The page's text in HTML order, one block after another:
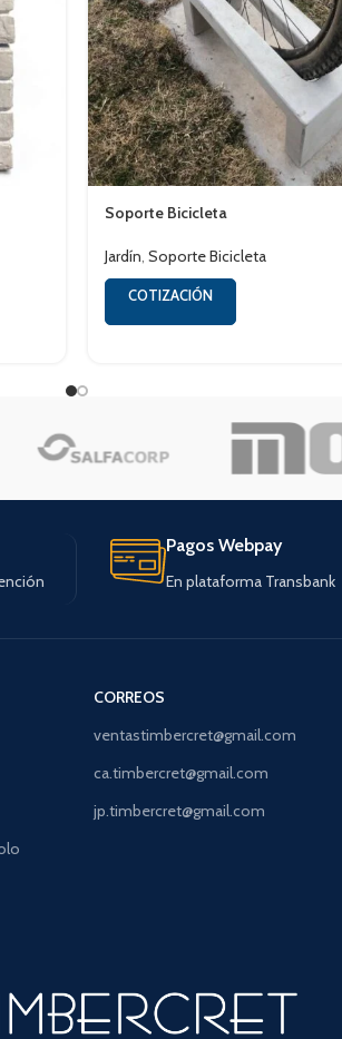
Soporte Bicicleta
Jardín, Soporte Bicicleta
COTIZACIÓN
Pagos Webpay
En plataforma Transbank
CORREOS
ventastimbercret@gmail.com
ca.timbercret@gmail.com
jp.timbercret@gmail.com